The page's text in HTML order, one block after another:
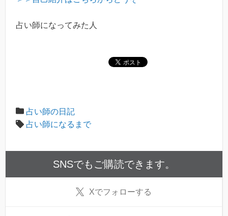
占い師になってみた人
占い師の日記
占い師になるまで
SNSでもご購読できます。
Xでフォローする